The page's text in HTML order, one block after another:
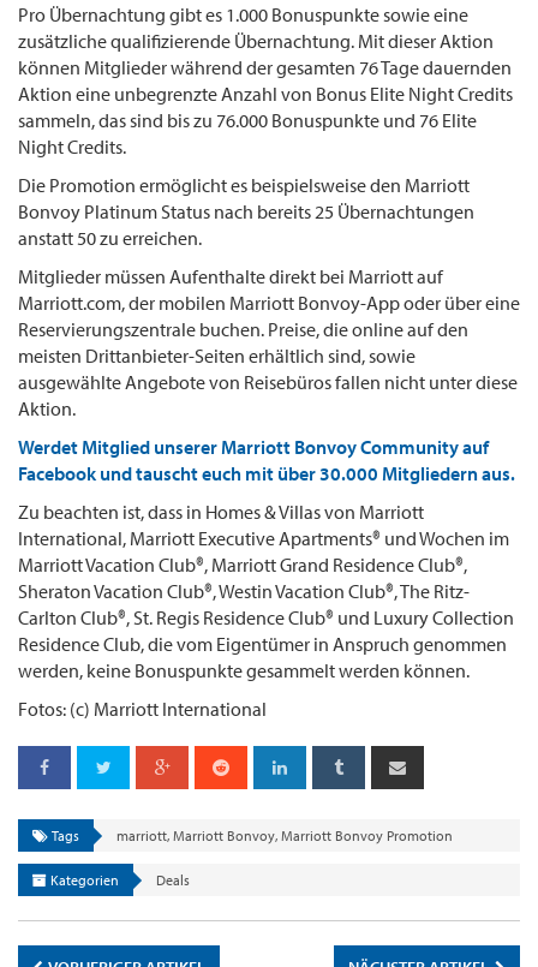
Pro Übernachtung gibt es 1.000 Bonuspunkte sowie eine
zusätzliche qualifizierende Übernachtung. Mit dieser Aktion
können Mitglieder während der gesamten 76 Tage dauernden
Aktion eine unbegrenzte Anzahl von Bonus Elite Night Credits
sammeln, das sind bis zu 76.000 Bonuspunkte und 76 Elite
Night Credits.
Die Promotion ermöglicht es beispielsweise den Marriott
Bonvoy Platinum Status nach bereits 25 Übernachtungen
anstatt 50 zu erreichen.
Mitglieder müssen Aufenthalte direkt bei Marriott auf
Marriott.com, der mobilen Marriott Bonvoy-App oder über eine
Reservierungszentrale buchen. Preise, die online auf den
meisten Drittanbieter-Seiten erhältlich sind, sowie
ausgewählte Angebote von Reisebüros fallen nicht unter diese
Aktion.
Werdet Mitglied unserer Marriott Bonvoy Community auf
Facebook und tauscht euch mit über 30.000 Mitgliedern aus.
Zu beachten ist, dass in Homes & Villas von Marriott
International, Marriott Executive Apartments® und Wochen im
Marriott Vacation Club®, Marriott Grand Residence Club®,
Sheraton Vacation Club®, Westin Vacation Club®, The Ritz-
Carlton Club®, St. Regis Residence Club® und Luxury Collection
Residence Club, die vom Eigentümer in Anspruch genommen
werden, keine Bonuspunkte gesammelt werden können.
Fotos: (c) Marriott International
Tags marriott, Marriott Bonvoy, Marriott Bonvoy Promotion
Kategorien Deals